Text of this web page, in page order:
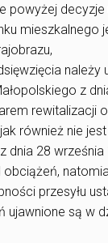
powyżej
z
rewitalizacji
również nie
28 września
przesyłu
są w